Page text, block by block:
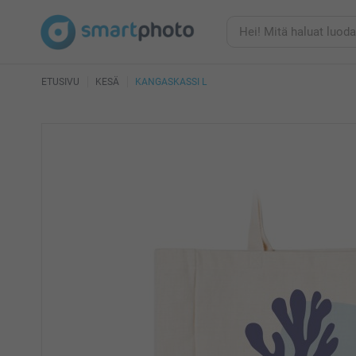
ETUSIVU KESÄ KANGASKASSI L